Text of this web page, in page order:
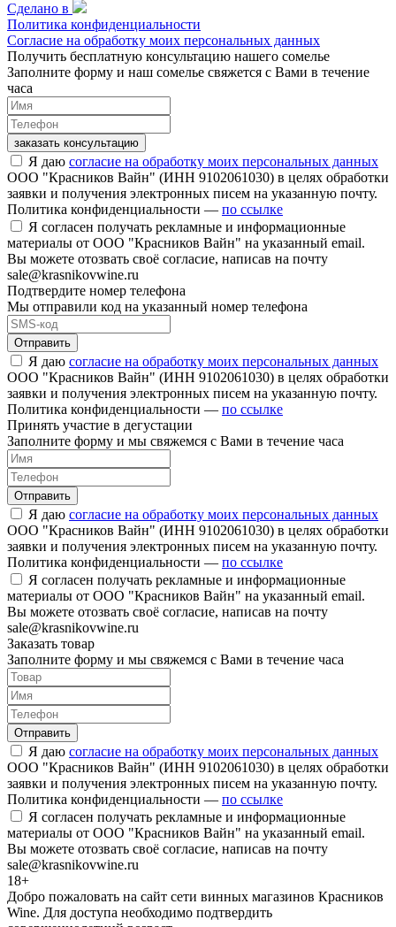
Сделано в
Политика конфиденциальности
Согласие на обработку моих персональных данных
Получить бесплатную консультацию нашего сомелье
Заполните форму и наш сомелье свяжется с Вами в течение
часа
заказать консультацию
Я даю согласие на обработку моих персональных данных
ООО "Красников Вайн" (ИНН 9102061030) в целях обработки
заявки и получения электронных писем на указанную почту.
Политика конфиденциальности — по ссылке
Я согласен получать рекламные и информационные
материалы от ООО "Красников Вайн" на указанный email.
Вы можете отозвать своё согласие, написав на почту
sale@krasnikovwine.ru
Подтвердите номер телефона
Мы отправили код на указанный номер телефона
Отправить
Я даю согласие на обработку моих персональных данных
ООО "Красников Вайн" (ИНН 9102061030) в целях обработки
заявки и получения электронных писем на указанную почту.
Политика конфиденциальности — по ссылке
Принять участие в дегустации
Заполните форму и мы свяжемся с Вами в течение часа
Отправить
Я даю согласие на обработку моих персональных данных
ООО "Красников Вайн" (ИНН 9102061030) в целях обработки
заявки и получения электронных писем на указанную почту.
Политика конфиденциальности — по ссылке
Я согласен получать рекламные и информационные
материалы от ООО "Красников Вайн" на указанный email.
Вы можете отозвать своё согласие, написав на почту
sale@krasnikovwine.ru
Заказать товар
Заполните форму и мы свяжемся с Вами в течение часа
Отправить
Я даю согласие на обработку моих персональных данных
ООО "Красников Вайн" (ИНН 9102061030) в целях обработки
заявки и получения электронных писем на указанную почту.
Политика конфиденциальности — по ссылке
Я согласен получать рекламные и информационные
материалы от ООО "Красников Вайн" на указанный email.
Вы можете отозвать своё согласие, написав на почту
sale@krasnikovwine.ru
18+
Добро пожаловать на сайт сети винных магазинов Красников
Wine. Для доступа необходимо подтвердить